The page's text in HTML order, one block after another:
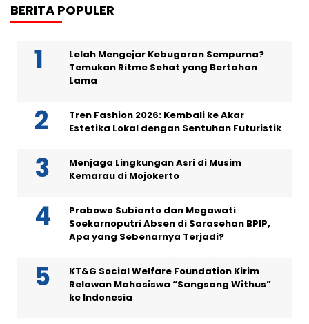
BERITA POPULER
Lelah Mengejar Kebugaran Sempurna?
Temukan Ritme Sehat yang Bertahan
Lama
Tren Fashion 2026: Kembali ke Akar
Estetika Lokal dengan Sentuhan Futuristik
Menjaga Lingkungan Asri di Musim
Kemarau di Mojokerto
Prabowo Subianto dan Megawati
Soekarnoputri Absen di Sarasehan BPIP,
Apa yang Sebenarnya Terjadi?
KT&G Social Welfare Foundation Kirim
Relawan Mahasiswa “Sangsang Withus”
ke Indonesia